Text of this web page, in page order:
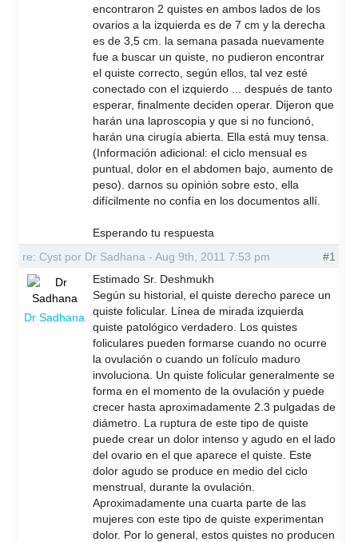
encontraron 2 quistes en ambos lados de los
ovarios a la izquierda es de 7 cm y la derecha
es de 3,5 cm. la semana pasada nuevamente
fue a buscar un quiste, no pudieron encontrar
el quiste correcto, según ellos, tal vez esté
conectado con el izquierdo ... después de tanto
esperar, finalmente deciden operar. Dijeron que
harán una laproscopia y que si no funcionó,
harán una cirugía abierta. Ella está muy tensa.
(Información adicional: el ciclo mensual es
puntual, dolor en el abdomen bajo, aumento de
peso). darnos su opinión sobre esto, ella
difícilmente no confía en los documentos allí.
Esperando tu respuesta
re: Cyst por Dr Sadhana - Aug 9th, 2011 7:53 pm
#1
Dr Sadhana
Estimado Sr. Deshmukh
Según su historial, el quiste derecho parece un
quiste folicular. Línea de mirada izquierda
quiste patológico verdadero. Los quistes
foliculares pueden formarse cuando no ocurre
la ovulación o cuando un folículo maduro
involuciona. Un quiste folicular generalmente se
forma en el momento de la ovulación y puede
crecer hasta aproximadamente 2.3 pulgadas de
diámetro. La ruptura de este tipo de quiste
puede crear un dolor intenso y agudo en el lado
del ovario en el que aparece el quiste. Este
dolor agudo se produce en medio del ciclo
menstrual, durante la ovulación.
Aproximadamente una cuarta parte de las
mujeres con este tipo de quiste experimentan
dolor. Por lo general, estos quistes no producen